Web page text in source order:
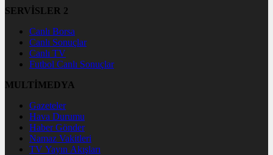
SERVİSLER 2
Canlı Borsa
Canlı Sonuçlar
Canlı TV
Futbol Canlı Sonuçlar
MULTİMEDYA
Gazeteler
Hava Durumu
Haber Gönder
Namaz Vakitleri
TV Yayın Akışları